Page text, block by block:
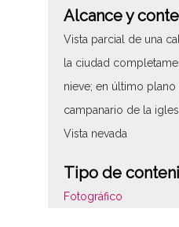
Alcance y
Vista parcial de una
la ciudad
nieve; en último
campanario de la
Vista nevada
Tipo de
Fotográfico